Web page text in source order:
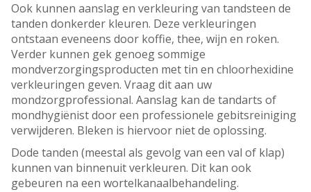
Ook kunnen aanslag en verkleuring van tandsteen de
tanden donkerder kleuren. Deze verkleuringen
ontstaan eveneens door koffie, thee, wijn en roken.
Verder kunnen gek genoeg sommige
mondverzorgingsproducten met tin en chloorhexidine
verkleuringen geven. Vraag dit aan uw
mondzorgprofessional. Aanslag kan de tandarts of
mondhygiënist door een professionele gebitsreiniging
verwijderen. Bleken is hiervoor niet de oplossing.
Dode tanden (meestal als gevolg van een val of klap)
kunnen van binnenuit verkleuren. Dit kan ook
gebeuren na een wortelkanaalbehandeling.